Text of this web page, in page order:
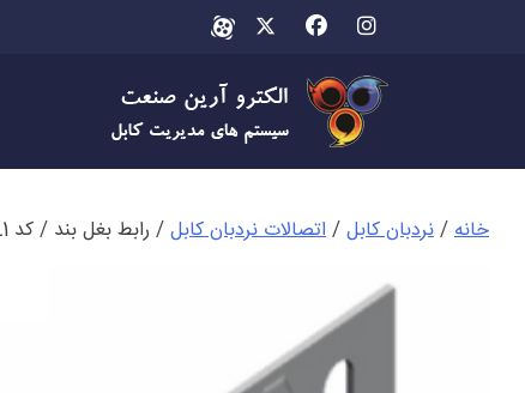
خانه/نردبان کابل/اتصالات نردبان کابل/ رابط بغل بند / کد L1